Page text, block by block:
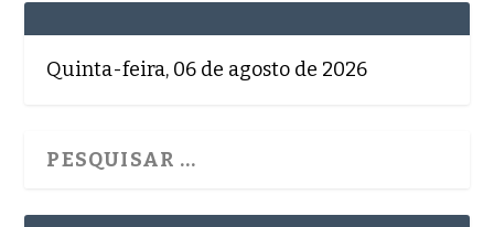
Quinta-feira, 06 de agosto de 2026